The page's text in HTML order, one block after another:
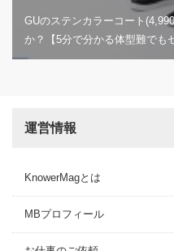
GUのステンカラーコート
か？【5分で分かる体型難でも
方法】
運営情報
KnowerMagとは
MBプロフィール